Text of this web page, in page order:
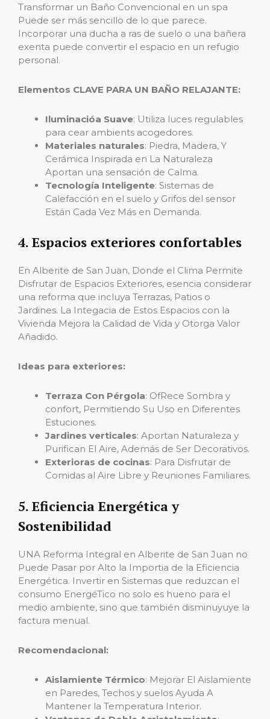
Transformar un Baño Convencional en un spa
Puede ser más sencillo de lo que parece.
Incorporar una ducha a ras de suelo o una bañera
exenta puede convertir el espacio en un refugio
personal.
Elementos CLAVE PARA UN BAÑO RELAJANTE:
Iluminacióa Suave: Utiliza luces regulables
para cear ambients acogedores.
Materiales naturales: Piedra, Madera, Y
Cerámica Inspirada en La Naturaleza
Aportan una sensación de Calma.
Tecnología Inteligente: Sistemas de
Calefacción en el suelo y Grifos del sensor
Están Cada Vez Más en Demanda.
4. Espacios exteriores confortables
En Alberite de San Juan, Donde el Clima Permite
Disfrutar de Espacios Exteriores, esencia considerar
una reforma que incluya Terrazas, Patios o
Jardines. La Integacia de Estos Espacios con la
Vivienda Mejora la Calidad de Vida y Otorga Valor
Añadido.
Ideas para exteriores:
Terraza Con Pérgola: OfRece Sombra y
confort, Permitiendo Su Uso en Diferentes
Estuciones.
Jardines verticales: Aportan Naturaleza y
Purifican El Aire, Además de Ser Decorativos.
Exterioras de cocinas: Para Disfrutar de
Comidas al Aire Libre y Reuniones Familiares.
5. Eficiencia Energética y
Sostenibilidad
UNA Reforma Integral en Alberite de San Juan no
Puede Pasar por Alto la Importia de la Eficiencia
Energética. Invertir en Sistemas que reduzcan el
consumo EnergéTico no solo es hueno para el
medio ambiente, sino que también disminuyuye la
factura menual.
Recomendacional:
Aislamiente Térmico: Mejorar El Aislamiente
en Paredes, Techos y suelos Ayuda A
Mantener la Temperatura Interior.